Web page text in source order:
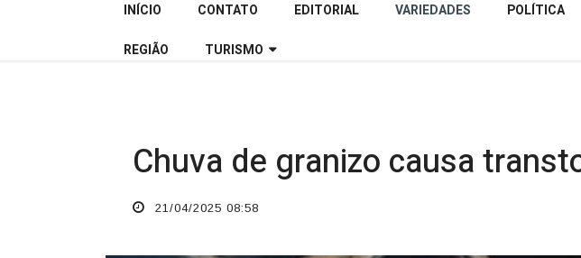
INÍCIO CONTATO EDITORIAL VARIEDADES POLÍTICA
REGIÃO TURISMO
Chuva de granizo causa
21/04/2025 08:58